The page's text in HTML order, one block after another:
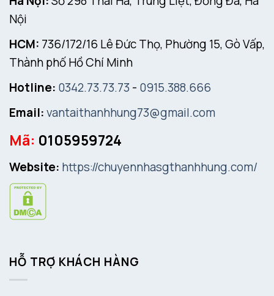
Nội
HCM: 736/172/16 Lê Đức Thọ, Phường 15, Gò Vấp,
Thành phố Hồ Chí Minh
Hotline: 0342.73.73.73- 0915.388.666
Email:vantaithanhhung73@gmail.com
Mã: 0105959724
Website: https://chuyennhasgthanhhung.com/
HỖ TRỢ KHÁCH HÀNG